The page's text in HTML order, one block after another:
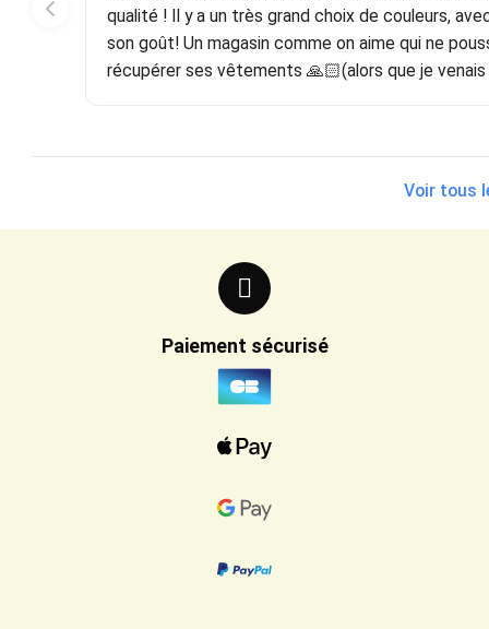
qualité ! Il y a un très grand choix de couleurs,
son goût! Un magasin comme on aime qui ne
récupérer ses vêtements 🙏🏻(alors que je
Voir tous
Paiement sécurisé